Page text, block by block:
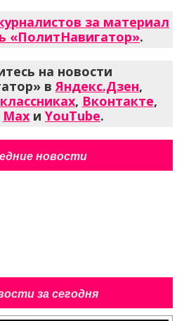
за материал
«ПолитНавигатор».
на новости
вЯндекс.Дзен,
, Вконтакте,
Max и YouTube.
новости
за сегодня